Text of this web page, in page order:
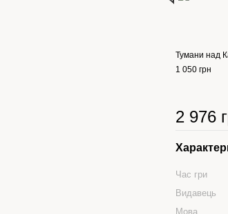
Тумани над
1 050 грн
2 976
Час гри
Видавець
Мова